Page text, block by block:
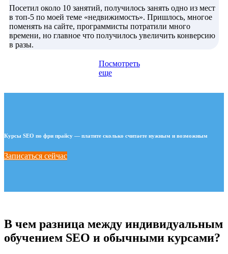
Посетил около 10 занятий, получилось занять одно из мест
в топ-5 по моей теме «недвижимость». Пришлось, многое
поменять на сайте, программисты потратили много
времени, но главное что получилось увеличить конверсию
в разы.
Посмотреть
еще
Курсы SEO по фри прайсу — платите сколько считаете нужным и возможным
Записаться сейчас
В чем разница между индивидуальным
обучением SEO и обычными курсами?